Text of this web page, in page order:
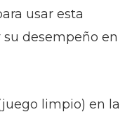
usar esta
desempeño en
limpio) en la